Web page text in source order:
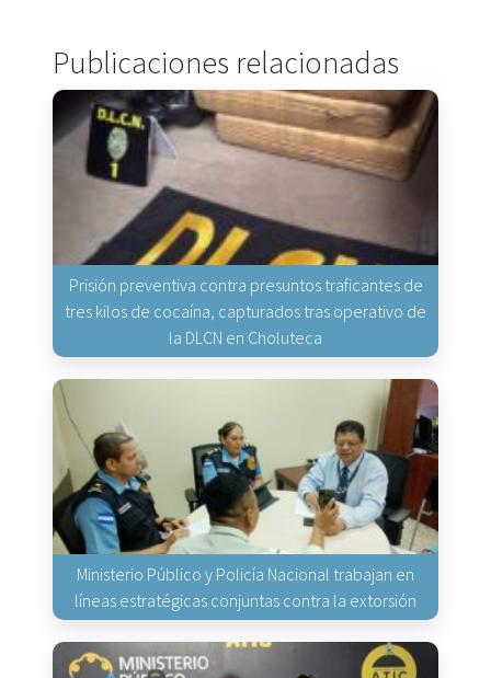
Publicaciones relacionadas
Prisión preventiva contra presuntos traficantes de
tres kilos de cocaína, capturados tras operativo de
la DLCN en Choluteca
Ministerio Público y Policía Nacional trabajan en
líneas estratégicas conjuntas contra la extorsión